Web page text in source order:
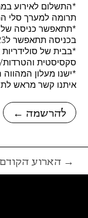
← להרשמה
*התשלום לאירוע
תרומה למערך סלי
בכניסה תתאפשר ל23+/21+ בהתאם להנחיות הבית רומנו.
*בבית של
סקסיסטית
*ישנו מעלון
איתנו קשר מראש
הארוע הקודם →